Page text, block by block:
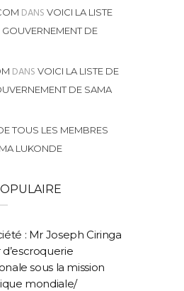
DANS VOICI LA LISTE
DE
DANS VOICI LA LISTE DE
DE SAMA
TOUS LES MEMBRES
LUKONDE
: Mr Joseph Ciringa
sous la mission
mondiale/